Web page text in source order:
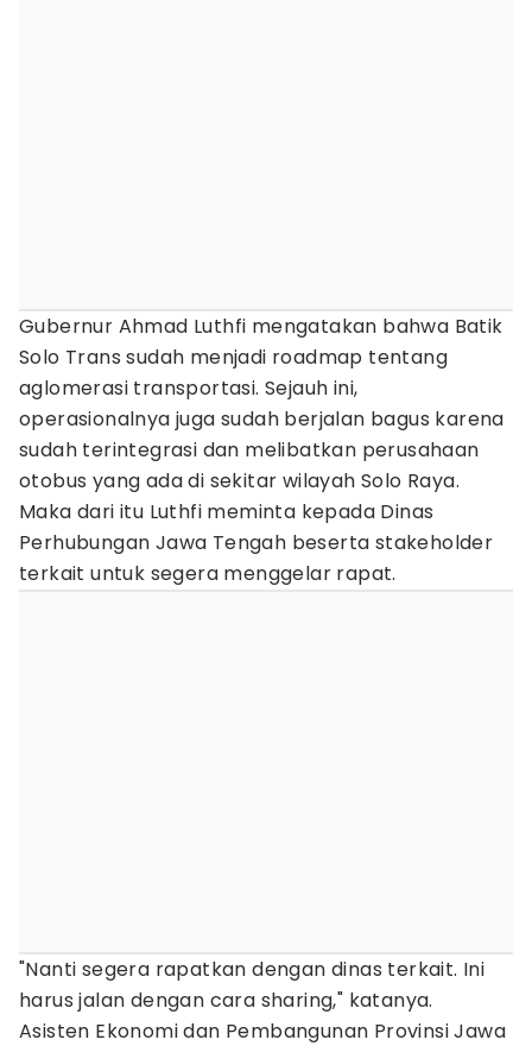
Gubernur Ahmad Luthfi mengatakan bahwa Batik
Solo Trans sudah menjadi roadmap tentang
aglomerasi transportasi. Sejauh ini,
operasionalnya juga sudah berjalan bagus karena
sudah terintegrasi dan melibatkan perusahaan
otobus yang ada di sekitar wilayah Solo Raya.
Maka dari itu Luthfi meminta kepada Dinas
Perhubungan Jawa Tengah beserta stakeholder
terkait untuk segera menggelar rapat.
"Nanti segera rapatkan dengan dinas terkait. Ini
harus jalan dengan cara sharing," katanya.
Asisten Ekonomi dan Pembangunan Provinsi Jawa